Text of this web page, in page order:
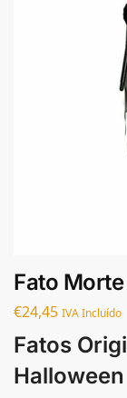
Fato
€24,45 IVA Incluído
Fatos
Halloween